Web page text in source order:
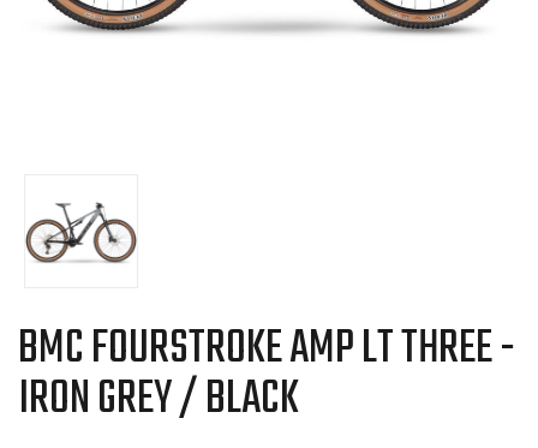
BMC FOURSTROKE AMP LT THREE -
IRON GREY / BLACK